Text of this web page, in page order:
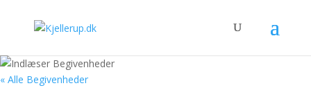
« Alle Begivenheder